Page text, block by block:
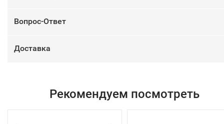
Вопрос-Ответ
Доставка
Рекомендуем посмотреть